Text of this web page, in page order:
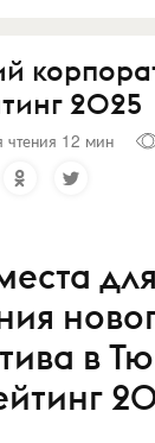
2025
чтения 12 мин
для
в